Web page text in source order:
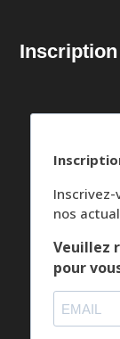
nos
Veuillez
pour